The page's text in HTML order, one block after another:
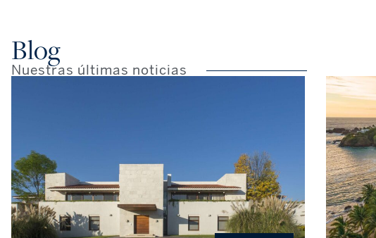
Blog
Nuestras últimas noticias